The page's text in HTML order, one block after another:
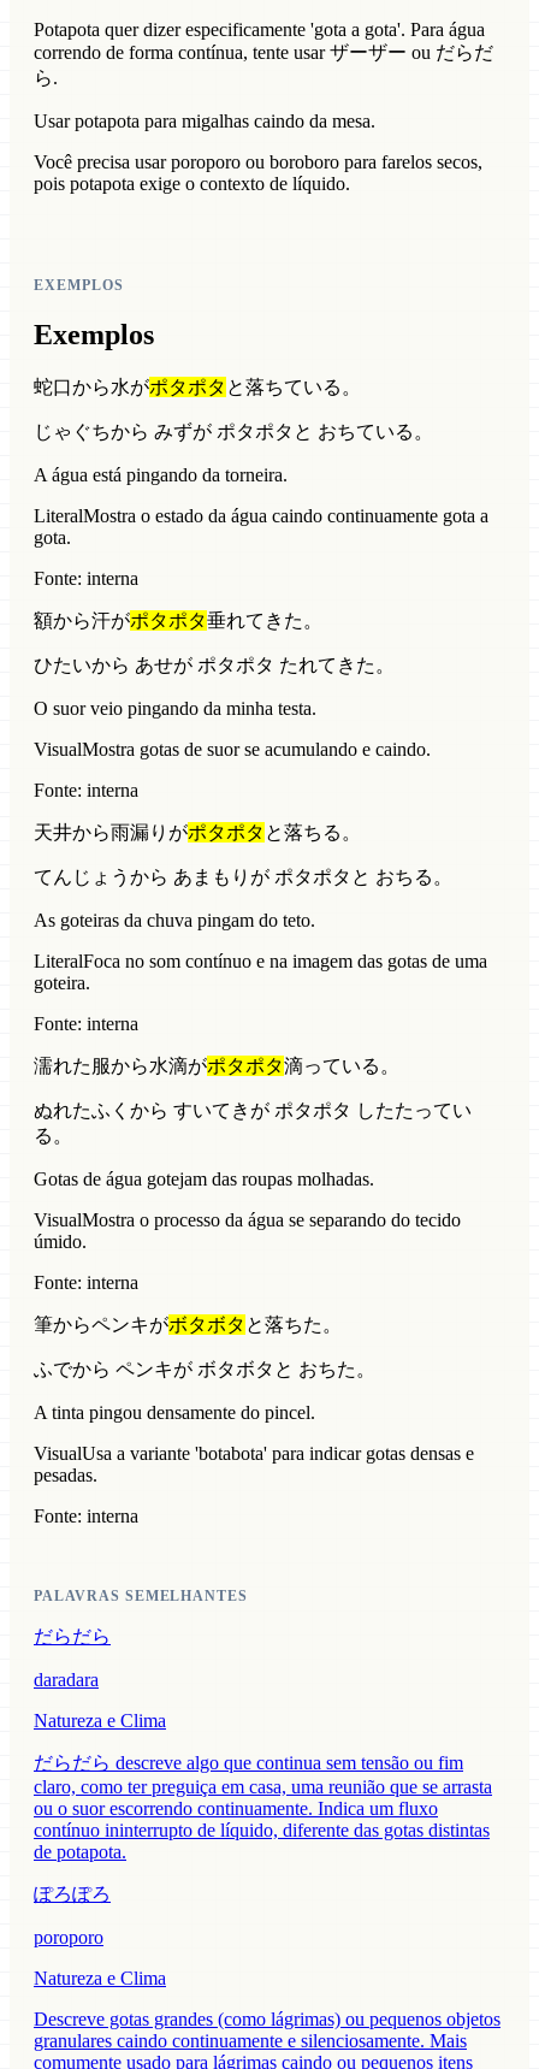
Potapota quer dizer especificamente 'gota a gota'. Para água
correndo de forma contínua, tente usar ザーザー ou だらだ
ら.
Usar potapota para migalhas caindo da mesa.
Você precisa usar poroporo ou boroboro para farelos secos,
pois potapota exige o contexto de líquido.
EXEMPLOS
Exemplos
蛇口から水がポタポタ と落ちている。
じゃぐちから みずが ポタポタと おちている。
A água está pingando da torneira.
LiteralMostra o estado da água caindo continuamente gota a
gota.
Fonte: interna
額から汗がポタポタ垂れてきた。
ひたいから あせが ポタポタ たれてきた。
O suor veio pingando da minha testa.
VisualMostra gotas de suor se acumulando e caindo.
Fonte: interna
天井から雨漏りがポタポタ と落ちる。
てんじょうから あまもりが ポタポタと おちる。
As goteiras da chuva pingam do teto.
LiteralFoca no som contínuo e na imagem das gotas de uma
goteira.
Fonte: interna
濡れた服から水滴がポタポタ滴っている。
ぬれたふくから すいてきが ポタポタ したたってい
る。
Gotas de água gotejam das roupas molhadas.
VisualMostra o processo da água se separando do tecido
úmido.
Fonte: interna
筆からペンキがボタボタ と落ちた。
ふでから ペンキが ボタボタと おちた。
A tinta pingou densamente do pincel.
VisualUsa a variante 'botabota' para indicar gotas densas e
pesadas.
Fonte: interna
PALAVRAS SEMELHANTES
だらだら
daradara
Natureza e Clima
だらだら descreve algo que continua sem tensão ou fim
claro, como ter preguiça em casa, uma reunião que se arrasta
ou o suor escorrendo continuamente. Indica um fluxo
contínuo ininterrupto de líquido, diferente das gotas distintas
de potapota.
ぽろぽろ
poroporo
Natureza e Clima
Descreve gotas grandes (como lágrimas) ou pequenos objetos
granulares caindo continuamente e silenciosamente. Mais
comumente usado para lágrimas caindo ou pequenos itens